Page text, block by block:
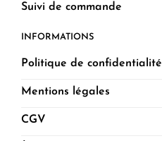
Suivi de commande
INFORMATIONS
Politique de confidentialité
Mentions légales
CGV